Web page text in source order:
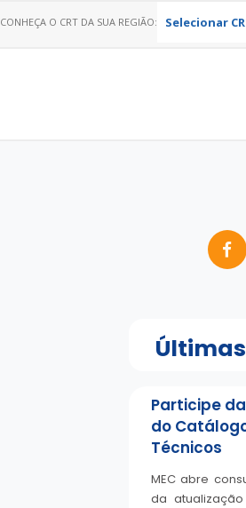
CONHEÇA O CRT DA SUA REGIÃO: Selecionar
Participe
do
Técnicos
MEC abre
da